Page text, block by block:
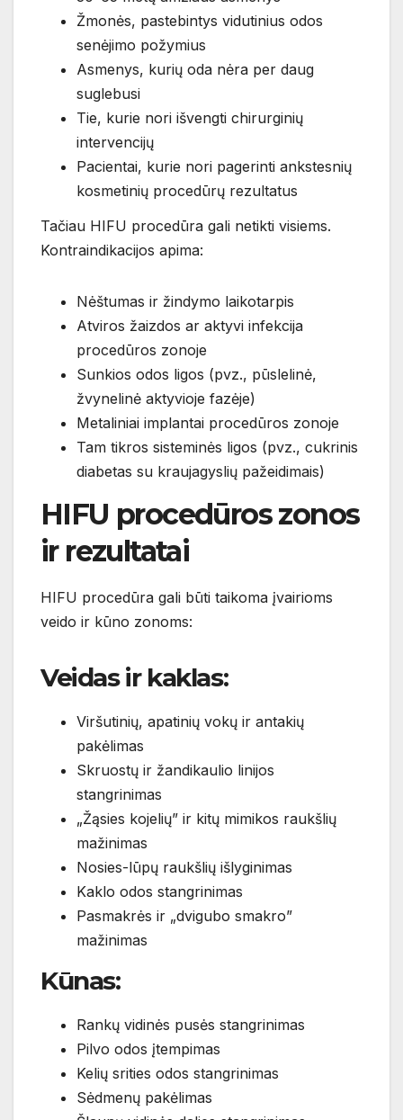
Žmonės, pastebintys vidutinius odos
senėjimo požymius
Asmenys, kurių oda nėra per daug
suglebusi
Tie, kurie nori išvengti chirurginių
intervencijų
Pacientai, kurie nori pagerinti ankstesnių
kosmetinių procedūrų rezultatus
Tačiau HIFU procedūra gali netikti visiems.
Kontraindikacijos apima:
Nėštumas ir žindymo laikotarpis
Atviros žaizdos ar aktyvi infekcija
procedūros zonoje
Sunkios odos ligos (pvz., pūslelinė,
žvynelinė aktyvioje fazėje)
Metaliniai implantai procedūros zonoje
Tam tikros sisteminės ligos (pvz., cukrinis
diabetas su kraujagyslių pažeidimais)
HIFU procedūros zonos
ir rezultatai
HIFU procedūra gali būti taikoma įvairioms
veido ir kūno zonoms:
Veidas ir kaklas:
Viršutinių, apatinių vokų ir antakių
pakėlimas
Skruostų ir žandikaulio linijos
stangrinimas
„Žąsies kojelių” ir kitų mimikos raukšlių
mažinimas
Nosies-lūpų raukšlių išlyginimas
Kaklo odos stangrinimas
Pasmakrės ir „dvigubo smakro”
mažinimas
Kūnas:
Rankų vidinės pusės stangrinimas
Pilvo odos įtempimas
Kelių srities odos stangrinimas
Sėdmenų pakėlimas